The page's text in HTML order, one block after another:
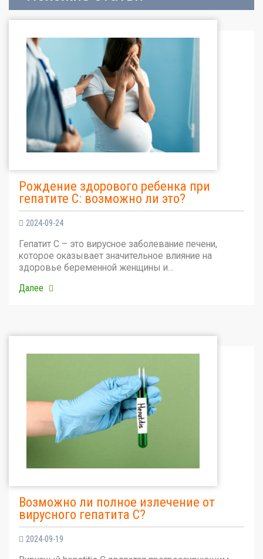
Рождение здорового ребенка при
гепатите С: возможно ли это?
2024-09-24
Гепатит С – это вирусное заболевание печени,
которое оказывает значительное влияние на
здоровье беременной женщины и…
Далее
Возможно ли полное излечение от
вирусного гепатита С?
2024-09-19